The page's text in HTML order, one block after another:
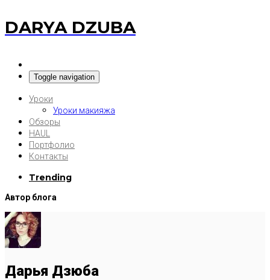
DARYA DZUBA
Toggle navigation
Уроки
Уроки макияжа
Обзоры
HAUL
Портфолио
Контакты
Trending
Автор блога
Дарья Дзюба